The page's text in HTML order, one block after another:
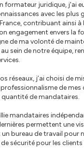
formateur juridique, j'ai
avec les plus
contribuant ainsi à
engagement envers la
de ma volonté de
sein de notre équipe,
réseaux, j’ai choisi de
professionnalisme de
quantité de mandataires.
mandataires
permettent une
bureau de travail pour
sécurité pour les